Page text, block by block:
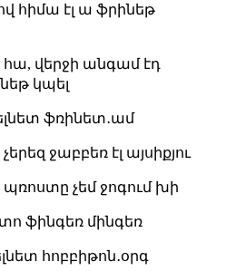
հիմա էլ ա ֆրինեթ
հա, վերջի անգամ էդ
կպել
ֆռինետ․ամ
չերեզ ջաբբեռ էլ այսիքյու
պռոստը չեմ ջոգում խի
ֆինգեռ մինգեռ
հոբբիթոն․օրգ